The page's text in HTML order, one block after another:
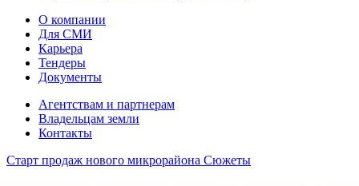
О компании
Для СМИ
Карьера
Тендеры
Документы
Агентствам и партнерам
Владельцам земли
Контакты
Старт продаж нового микрорайона Сюжеты